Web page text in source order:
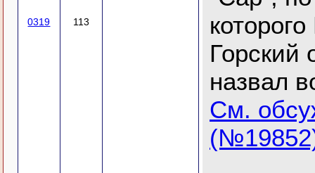
0319 113
Горский
назвал
См.